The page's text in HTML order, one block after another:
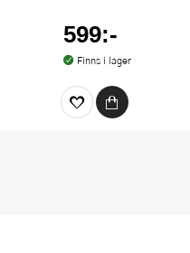
599:-
Finns i lager